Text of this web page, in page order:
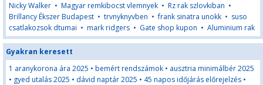
Nicky Walker • Magyar remkibocst vlemnyek • Rz rak szlovkiban •
Brillancy Ékszer Budapest • trvnyknyvben •frank sinatra unokk • suso
csatlakozsok dtumai • mark ridgers • Gate shop kupon • Aluminium rak
Gyakran keresett
1 aranykorona ára 2025 • bemért rendszámok • ausztria minimálbér 2025
• gyed utalás 2025 • dávid naptár 2025 • 45 napos időjárás előrejelzés •